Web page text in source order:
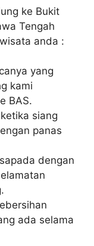
ke Bukit
Tengah
anda :
yang
kami
BAS.
siang
panas
dengan
ada selama